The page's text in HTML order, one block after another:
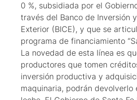
0 %, subsidiada por el
través del Banco de Inversión
Exterior (BICE), y que se
programa de financiamiento
La novedad de esta línea es
productores que tomen
inversión productiva y
maquinaria, podrán devolverlo